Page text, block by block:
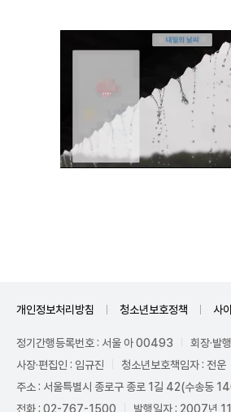
개인정보처리방침 청소년보호정책 사
정기간행등록번호 : 서울 아 00493
회장·발
사장·편집인 : 임규진
청소년보호책임자 : 전운
주소 : 서울특별시 종로구 종로 1길 42(수송동
전화 : 02-767-1500
발행일자 : 2007년